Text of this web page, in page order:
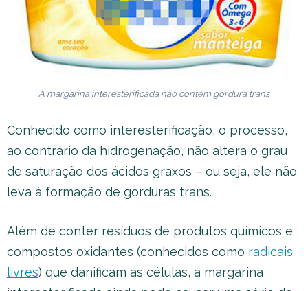
A margarina interesterificada não contém gordura trans
Conhecido como interesterificação, o processo,
ao contrário da hidrogenação, não altera o grau
de saturação dos ácidos graxos – ou seja, ele não
leva à formação de gorduras trans.
Além de conter resíduos de produtos químicos e
compostos oxidantes (conhecidos como radicais
livres) que danificam as células, a margarina